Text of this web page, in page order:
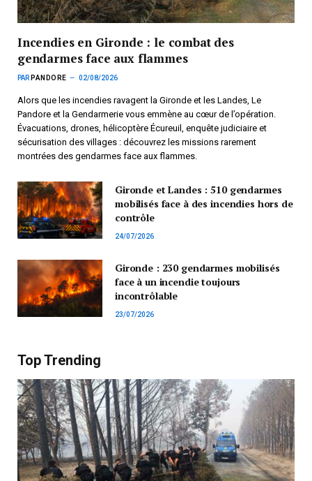
Incendies en Gironde : le combat des
gendarmes face aux flammes
PAR PANDORE 02/08/2026
Alors que les incendies ravagent la Gironde et les Landes, Le
Pandore et la Gendarmerie vous emmène au cœur de l’opération.
Évacuations, drones, hélicoptère Écureuil, enquête judiciaire et
sécurisation des villages : découvrez les missions rarement
montrées des gendarmes face aux flammes.
Gironde et Landes : 510 gendarmes
mobilisés face à des incendies hors de
contrôle
24/07/2026
Gironde : 230 gendarmes mobilisés
face à un incendie toujours
incontrôlable
23/07/2026
Top Trending